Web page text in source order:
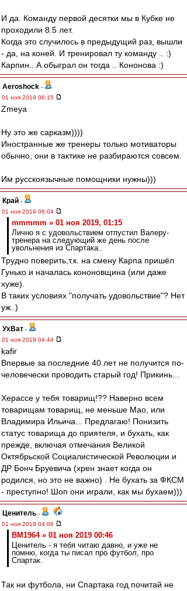
И да. Команду первой десятки мы в Кубке не
проходили 8.5 лет.
Когда это случилось в предыдущий раз, вышли
- да, на коней. И тренировал ту команду .. :)
Карпин.. А обыграл он тогда .. Кононова :)
Aeroshock -
01 ноя 2019 06:15
Zmeya
Ну это же сарказм))))
Иностранные же тренеры только мотиваторы
обычно, они в тактике не разбираются совсем.
Им русскоязычные помощники нужны)))
Край -
01 ноя 2019 06:04
mmmmm » 01 ноя 2019, 01:15
Лично я с удовольствием отпустил Валеру-
тренера на следующий же день после
увольнения из Спартака..
Трудно поверить,т.к. на смену Карпа пришёл
Гунько и началась кононовщина (или даже
хуже).
В таких условиях "получать удовольствие"? Нет
уж..)
УхВат -
01 ноя 2019 04:44
kafir
Впервые за последние 40 лет не получится по-
человечески проводить старый год! Прикинь...
Херассе у тебя товарищ!?? Наверно всем
товарищам товарищ, не меньше Мао, или
Владимира Ильича... Предлагаю! Понизить
статус товарища до приятеля, и бухать, как
прежде, включая отмечания Великой
Октябрьской Социалистической Революции и
ДР Бонч Бруевича (хрен знает когда он
родился, но это не важно) . Не бухать за ФКСМ
- преступно! Шоп они играли, как мы бухаем)))
Ценитель -
01 ноя 2019 04:06
BM1964 » 01 ноя 2019 00:46
Ценитель - я тебя читаю давно, и уже не
помню, когда ты писал про футбол, про
Спартак.
Так ни футбола, ни Спартака год почитай не